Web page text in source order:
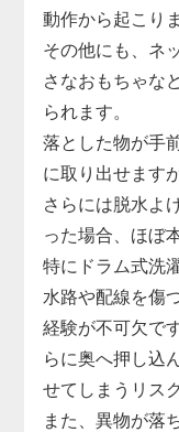
動作から起こりま
その他にも、ネ
さなおもちゃな
られます。
落とした物が手
に取り出せます
さらには脱水よ
った場合、ほぼ
特にドラム式洗
水路や配線を傷
経験が不可欠で
らに奥へ押し込
せてしまうリス
また、異物が落